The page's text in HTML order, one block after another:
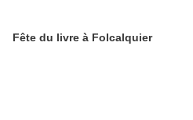
Fête du livre à Folcalquier